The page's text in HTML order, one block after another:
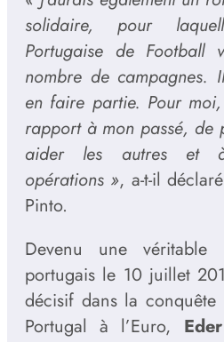
solidaire, pour
Portugaise de
nombre de campagnes.
en faire partie. Pour
rapport à mon passé, de
aider les autres et
opérations », a-t-il
Pinto.
Devenu une
portugais le 10 juillet
décisif dans la
Portugal à l’Euro, Eder